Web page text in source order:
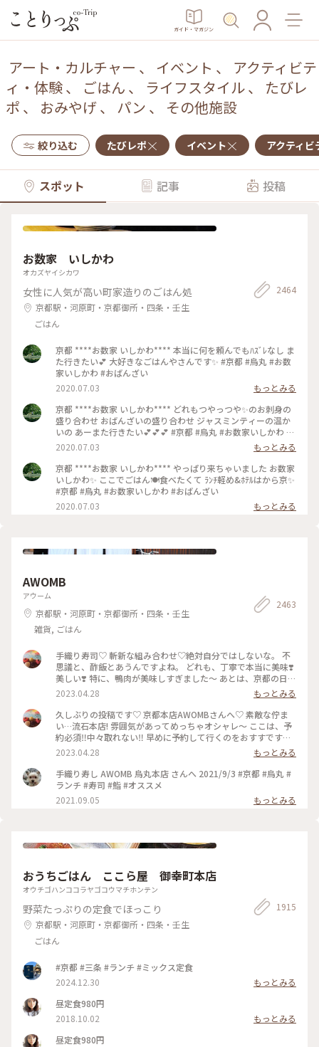
ガイド・マガジン
アート・カルチャー 、 イベント 、 アクティビテ
ィ・体験、 ごはん 、 ライフスタイル、 たびレ
ポ 、 おみやげ 、 パン 、 その他施設
絞り込む たびレポ イベント アクティビ
スポット 記事 投稿
お数家 いしかわ
オカズヤイシカワ
女性に人気が高い町家造りのごはん処
京都駅・河原町・京都御所・四条・壬生
ごはん
2464
京都 ****お数家 いしかわ**** 本当に何を頼んでもﾊｽﾞﾚなし ま
た行きたい💕 大好きなごはんやさんです✨ #京都 #烏丸 #お数
家いしかわ #おばんざい
2020.07.03
もっとみる
京都 ****お数家 いしかわ**** どれもつやっつや✨のお刺身の
盛り合わせ おばんざいの盛り合わせ ジャスミンティーの温か
いの あーまた行きたい💕💕💕 #京都 #烏丸 #お数家いしかわ #
おばんざい #お刺身 #刺盛り #おばんざい盛り合わせ
2020.07.03
もっとみる
京都 ****お数家 いしかわ**** やっぱり来ちゃいました お数家
いしかわ✨ ここでごはん🍽️食べたくて ﾗﾝﾁ軽め&ﾎﾃﾙはから京✨
#京都 #烏丸 #お数家いしかわ #おばんざい
2020.07.03
もっとみる
AWOMB
アウーム
京都駅・河原町・京都御所・四条・壬生
雑貨, ごはん
2463
手織り寿司♡ 斬新な組み合わせ♡絶対自分ではしないな。 不
思議と、酢飯とあうんですよね。 どれも、丁寧で本当に美味❣️
美しい❣️ 特に、鴨肉が美味しすぎました〜 あとは、京都の日本
酒🍶♡ 素敵時間でした〜 #わたしのことりっぷ旅 #AWOMB #
京都 #烏丸本店 #手織り寿司
2023.04.28
もっとみる
久しぶりの投稿です♡ 京都本店AWOMBさんへ♡ 素敵な佇ま
い…流石本店! 雰囲気があってめっちゃオシャレ〜 ここは、予
約必須‼︎中々取れない‼︎ 早めに予約して行くのをおすすです♡
GW人すごそうですね… #京都 #AWOMB #烏丸本店 #手織り寿
司
2023.04.28
もっとみる
手織り寿し AWOMB 烏丸本店 さんへ 2021/9/3 #京都 #烏丸 #
ランチ #寿司 #鮨 #オススメ
2021.09.05
もっとみる
おうちごはん ここら屋 御幸町本店
オウチゴハンココラヤゴコウマチホンテン
野菜たっぷりの定食でほっこり
京都駅・河原町・京都御所・四条・壬生
ごはん
1915
#京都 #三条 #ランチ #ミックス定食
2024.12.30
もっとみる
昼定食980円
2018.10.02
もっとみる
昼定食980円